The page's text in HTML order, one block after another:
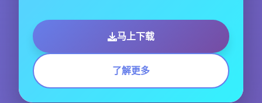
马上下载
了解更多